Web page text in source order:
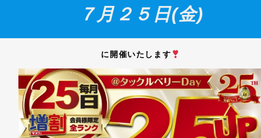
７月２５日(金)
に開催いたします